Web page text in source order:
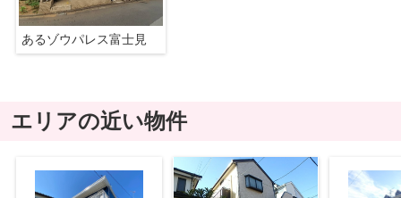
あるゾウパレス富士見
エリアの近い物件